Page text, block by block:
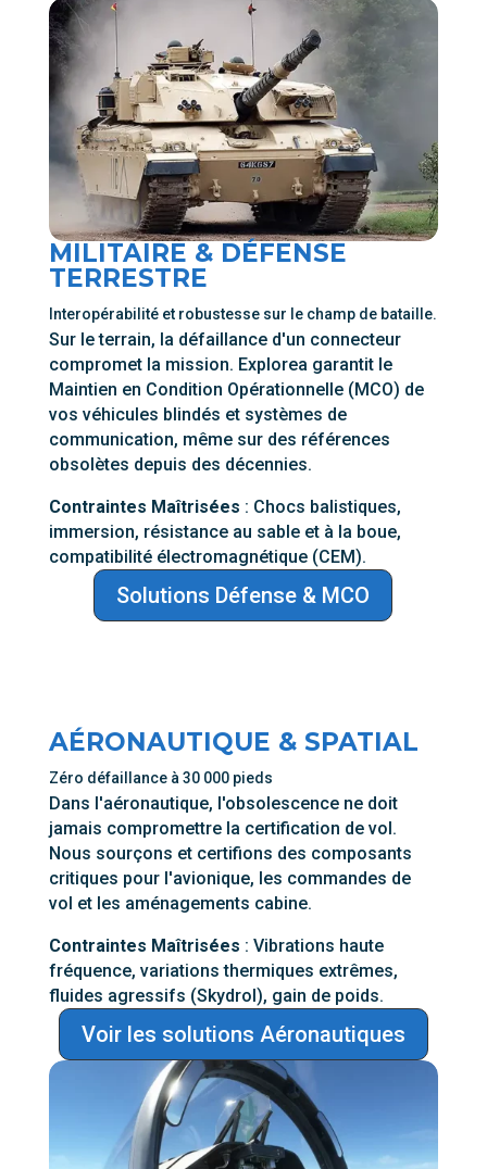
MILITAIRE & DÉFENSE
TERRESTRE
Interopérabilité et robustesse sur le champ de bataille.
Sur le terrain, la défaillance d'un connecteur
compromet la mission. Explorea garantit le
Maintien en Condition Opérationnelle (MCO) de
vos véhicules blindés et systèmes de
communication, même sur des références
obsolètes depuis des décennies.
Contraintes Maîtrisées : Chocs balistiques,
immersion, résistance au sable et à la boue,
compatibilité électromagnétique (CEM).
Solutions Défense & MCO
AÉRONAUTIQUE & SPATIAL
Zéro défaillance à 30 000 pieds
Dans l'aéronautique, l'obsolescence ne doit
jamais compromettre la certification de vol.
Nous sourçons et certifions des composants
critiques pour l'avionique, les commandes de
vol et les aménagements cabine.
Contraintes Maîtrisées : Vibrations haute
fréquence, variations thermiques extrêmes,
fluides agressifs (Skydrol), gain de poids.
Voir les solutions Aéronautiques